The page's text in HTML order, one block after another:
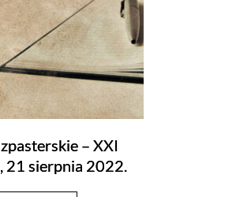
– XXI
21 sierpnia 2022.